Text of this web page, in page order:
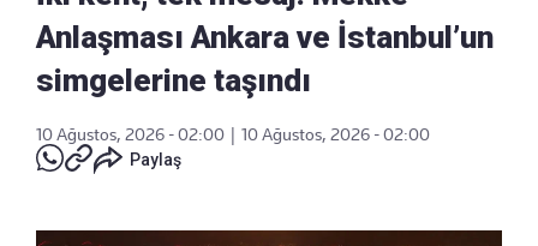
Anlaşması Ankara ve İstanbul’un
simgelerine taşındı
10 Ağustos, 2026 - 02:00
10 Ağustos, 2026 - 02:00
Paylaş